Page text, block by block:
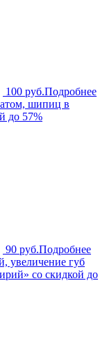
100 руб.Подробнее
шипиц в
до 57%
90 руб.Подробнее
увеличение губ
со скидкой до